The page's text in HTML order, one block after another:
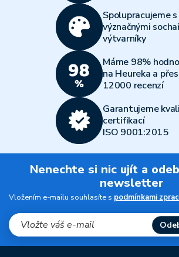
Spolupracujeme s
význačnými
výtvarníky
Máme 98%
na Heureka a přes
12000 recenzí
Garantujeme
certifikací
ISO 9001:2015
Nenechte si nic ujít a
newsletter
Vložením e-mailu souhlasíte s podmínkami